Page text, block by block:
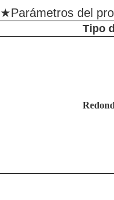
★Parámetros del
Tipo